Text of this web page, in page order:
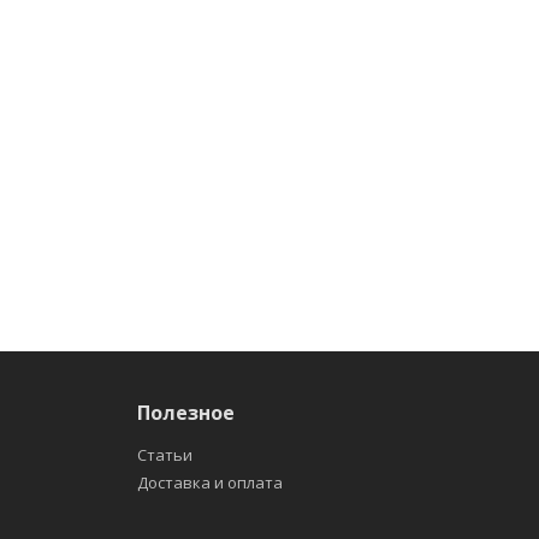
Полезное
Статьи
Доставка и оплата